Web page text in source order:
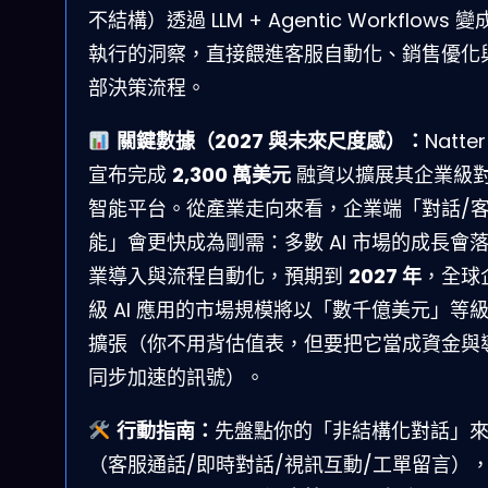
不結構）透過 LLM + Agentic Workflows 變
執行的洞察，直接餵進客服自動化、銷售優化
部決策流程。
關鍵數據（2027 與未來尺度感）：
宣布完成 2,300 萬美元 融資以擴展其企業級
智能平台。從產業走向來看，企業端「對話/
能」會更快成為剛需：多數 AI 市場的成長會
業導入與流程自動化，預期到 2027 年 ，全
級 AI 應用的市場規模將以「數千億美元」等
擴張（你不用背估值表，但要把它當成資金與
同步加速的訊號）。
行動指南： 先盤點你的「非結構化對話」
（客服通話/即時對話/視訊互動/工單留言）